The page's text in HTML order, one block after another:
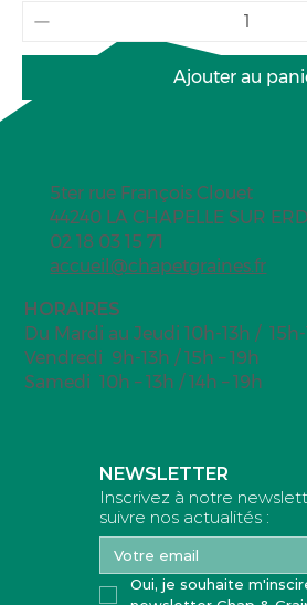
Ajouter au
5ter rue François Clouet
44240 LA CHAPELLE SUR
02 18 03 15 71
accueil@chapetgraines.fr
HORAIRES
Du Mardi au Jeudi 10h-13h /
Vendredi 9h-13h / 15h – 19h
Samedi 10h – 13h / 14h – 19h
NEWSLETTER
Inscrivez à notre
suivre nos actualités :
Oui, je souhaite